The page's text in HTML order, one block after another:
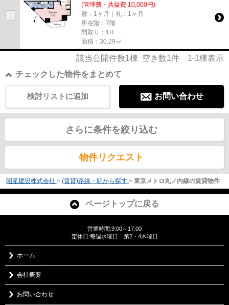
(管理費・共益費 10,000円)
敷：1ヶ月｜礼：1ヶ月
所在階：7階
間取り：1R
面積：30.29㎡
該当公開件数1棟 空き数1件 1-1棟表示
チェックした物件をまとめて
お問い合わせ
検討リストに追加
さらに条件を絞り込む
物件リクエスト
昭産建設株式会社 > (賃貸)路線・駅から探す > 東京メトロ丸ノ内線の賃貸物件
ページトップに戻る
営業時間:9:00～17:00
定休日:毎週水曜日 第2・4木曜日
ホーム
会社概要
お問い合わせ